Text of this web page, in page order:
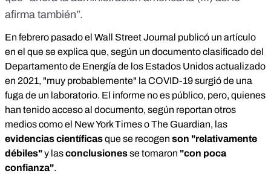
afirma también”.
En febrero pasado el Wall Street Journal publicó un artículo
en el que se explica que, según un documento clasificado del
Departamento de Energía de los Estados Unidos actualizado
en 2021, "muy probablemente" la COVID-19 surgió de una
fuga de un laboratorio. El informe no es público, pero, quienes
han tenido acceso al documento, según reportan otros
medios como el New York TimesoThe Guardian, las
evidencias científicasque se recogen son "relativamente
débiles"y lasconclusionesse tomaron "con poca
confianza".